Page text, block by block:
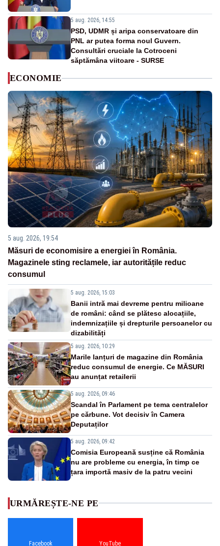
5 aug. 2026, 14:55
PSD, UDMR și aripa conservatoare din
PNL ar putea forma noul Guvern.
Consultări cruciale la Cotroceni
săptămâna viitoare - SURSE
ECONOMIE
5 aug. 2026, 19:54
Măsuri de economisire a energiei în România.
Magazinele sting reclamele, iar autoritățile reduc
consumul
5 aug. 2026, 15:03
Banii intră mai devreme pentru milioane
de români: când se plătesc alocațiile,
indemnizațiile și drepturile persoanelor cu
dizabilități
5 aug. 2026, 10:29
Marile lanțuri de magazine din România
reduc consumul de energie. Ce MĂSURI
au anunțat retailerii
5 aug. 2026, 09:46
Scandal în Parlament pe tema centralelor
pe cărbune. Vot decisiv în Camera
Deputaților
5 aug. 2026, 09:42
Comisia Europeană susține că România
nu are probleme cu energia, în timp ce
țara importă masiv de la patru vecini
URMĂREȘTE-NE PE
Facebook YouTube